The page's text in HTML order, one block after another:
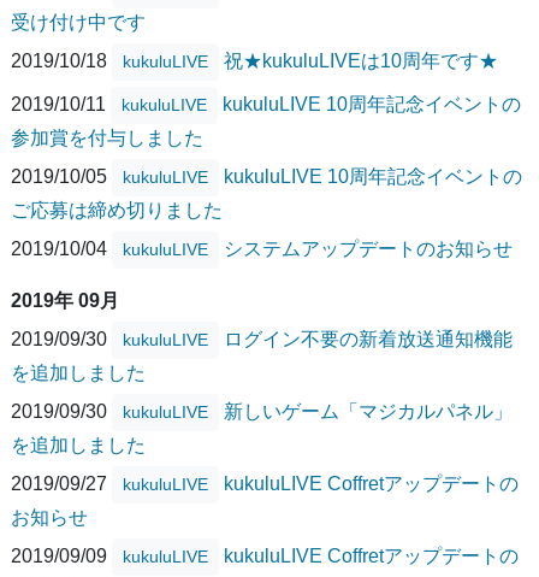
受け付け中です
2019/10/18
kukuluLIVE 祝★kukuluLIVEは10周年です★
2019/10/11 kukuluLIVE
kukuluLIVE 10周年記念イベントの
参加賞を付与しました
2019/10/05
kukuluLIVE
kukuluLIVE 10周年記念イベントの
ご応募は締め切りました
2019/10/04
kukuluLIVE システムアップデートのお知らせ
2019年 09月
2019/09/30
kukuluLIVE
ログイン不要の新着放送通知機能
を追加しました
2019/09/30
kukuluLIVE
新しいゲーム「マジカルパネル」
を追加しました
2019/09/27
kukuluLIVE
kukuluLIVE Coffretアップデートの
お知らせ
2019/09/09
kukuluLIVE
kukuluLIVE Coffretアップデートの